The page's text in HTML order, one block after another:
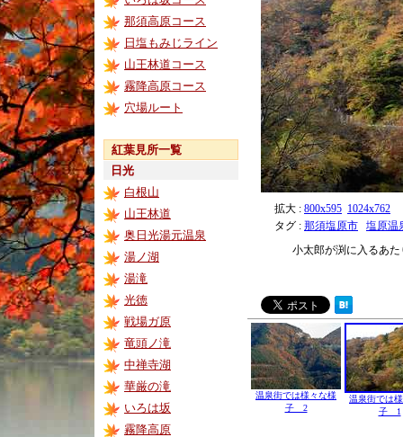
那須高原コース
日塩もみじライン
山王林道コース
霧降高原コース
穴場ルート
紅葉見所一覧
日光
白根山
山王林道
奥日光湯元温泉
湯ノ湖
湯滝
光徳
戦場ガ原
竜頭ノ滝
中禅寺湖
華厳の滝
いろは坂
霧降高原
拡大 : 800x595 1024x762
タグ : 那須塩原市
塩原温
小太郎が渕に入るあ
温泉街では様々な様
子 2
温泉街では
子 1